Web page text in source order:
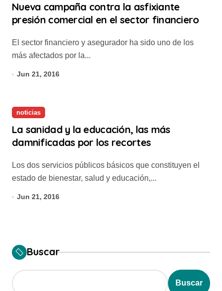
Nueva campaña contra la asfixiante
presión comercial en el sector financiero
El sector financiero y asegurador ha sido uno de los
más afectados por la...
Jun 21, 2016
noticias
La sanidad y la educación, las más
damnificadas por los recortes
Los dos servicios públicos básicos que constituyen el
estado de bienestar, salud y educación,...
Jun 21, 2016
Buscar
Buscar